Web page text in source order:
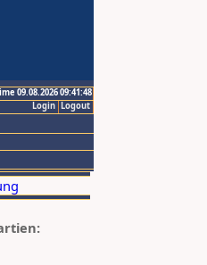
09.08.2026 09:41:48
Logout
Login